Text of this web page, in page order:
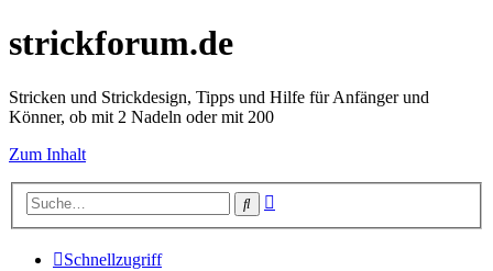
strickforum.de
Stricken und Strickdesign, Tipps und Hilfe für Anfänger und
Könner, ob mit 2 Nadeln oder mit 200
Zum Inhalt
Suche
Schnellzugriff